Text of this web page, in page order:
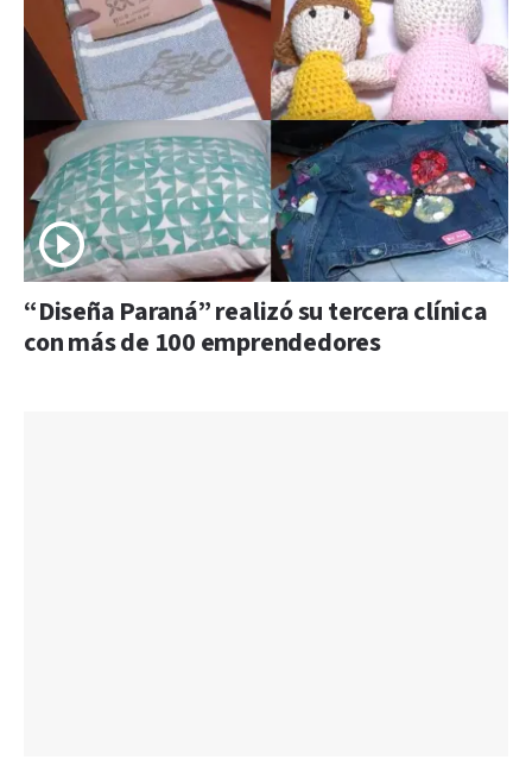
“Diseña Paraná” realizó su tercera clínica
con más de 100 emprendedores